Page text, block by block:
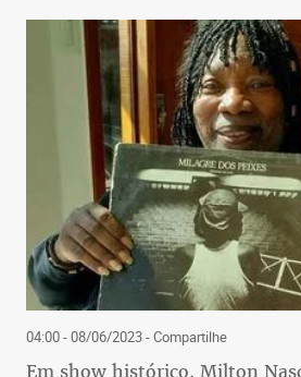
04:00 - 08/06/2023- Compartilhe
Em show histórico, Milton